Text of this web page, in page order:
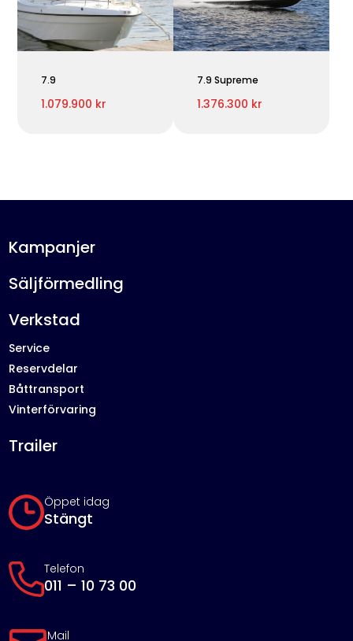
7.9
1.079.900 kr
7.9 Supreme
1.376.300 kr
Öppet idag
Stängt
Telefon
011 – 10 73 00
Mail
Kampanjer
Säljförmedling
Verkstad
Service
Reservdelar
Båttransport
Vinterförvaring
Trailer